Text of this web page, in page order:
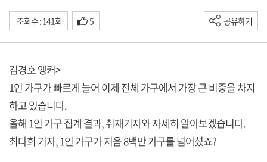
조회수 : 141회 5 공유하기
김경호 앵커>
1인 가구가 빠르게 늘어 이제 전체 가구에서 가장 큰 비중을 차지
하고 있습니다.
올해 1인 가구 집계 결과, 취재기자와 자세히 알아보겠습니다.
최다희 기자, 1인 가구가 처음 8백만 가구를 넘어섰죠?